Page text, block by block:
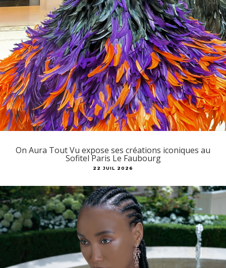
On Aura Tout Vu expose ses créations iconiques au
Sofitel Paris Le Faubourg
22 JUIL 2026